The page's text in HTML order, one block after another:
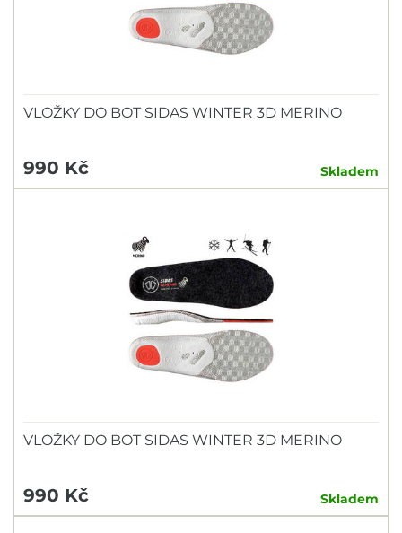
VLOŽKY DO BOT SIDAS WINTER 3D MERINO
990 Kč Skladem
VLOŽKY DO BOT SIDAS WINTER 3D MERINO
990 Kč Skladem